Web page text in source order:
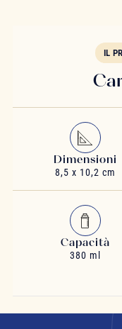
IL
Dimensioni
8,5 x 10,2 cm
Capacità
380 ml